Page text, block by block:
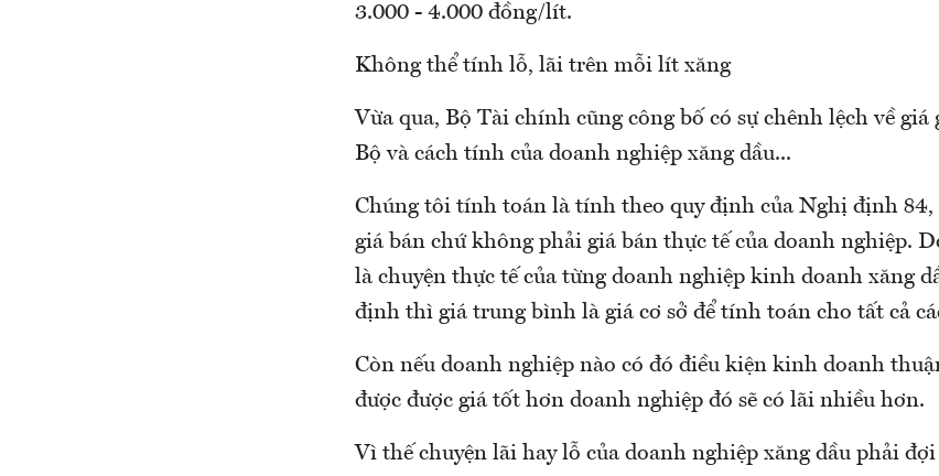
3.000 - 4.000 đồng/lít.
Không thể tính lỗ, lãi trên mỗi lít xăng
Vừa qua, Bộ Tài chính cũng công bố có sự chênh lệch về giá
Bộ và cách tính của doanh nghiệp xăng dầu...
Chúng tôi tính toán là tính theo quy định của Nghị định 84,
giá bán chứ không phải giá bán thực tế của doanh nghiệp.
là chuyện thực tế của từng doanh nghiệp kinh doanh xăng
định thì giá trung bình là giá cơ sở để tính toán cho tất cả
Còn nếu doanh nghiệp nào có đó điều kiện kinh doanh
được được giá tốt hơn doanh nghiệp đó sẽ có lãi nhiều hơn.
Vì thế chuyện lãi hay lỗ của doanh nghiệp xăng dầu phải